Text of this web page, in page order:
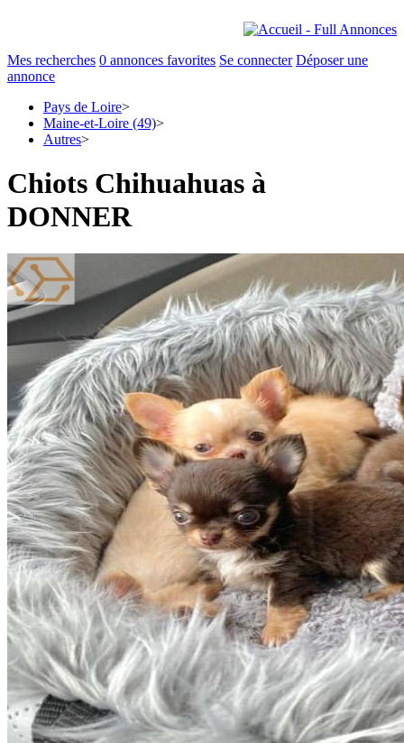
Mes recherches 0 annonces favorites Se connecter Déposer une
annonce
Pays de Loire>
Maine-et-Loire (49)>
Autres>
Chiots Chihuahuas à
DONNER